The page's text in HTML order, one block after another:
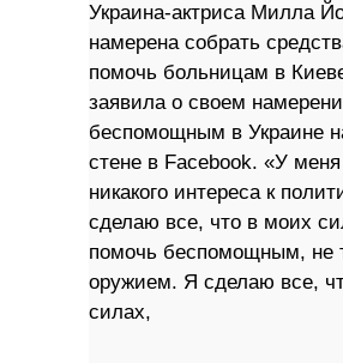
Украина-актриса Милла
намерена собрать
помочь больницам в
заявила о своем
беспомощным в Украине
стене в Facebook. «У меня
никакого интереса к
сделаю все, что в моих
помочь беспомощным, не
оружием. Я сделаю все,
силах,